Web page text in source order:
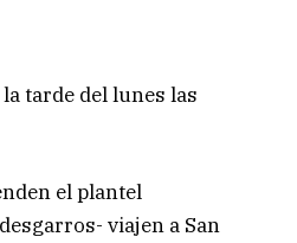
tarde del lunes las
el plantel
viajen a San